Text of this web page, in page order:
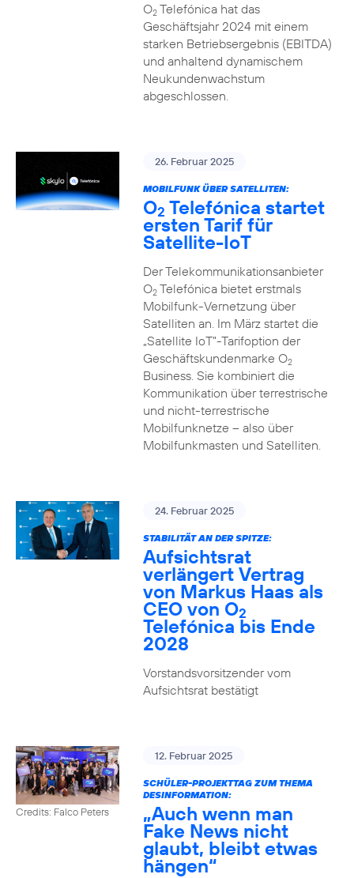
O2Telefónica hat das
Geschäftsjahr 2024 mit einem
starken Betriebsergebnis (EBITDA)
und anhaltend dynamischem
Neukundenwachstum
abgeschlossen.
26. Februar 2025
MOBILFUNK ÜBER SATELLITEN:
O2 Telefónica startet
ersten Tarif für
Satellite-IoT
Der Telekommunikationsanbieter
O2Telefónica bietet erstmals
Mobilfunk-Vernetzung über
Satelliten an. Im März startet die
„Satellite IoT”-Tarifoption der
Geschäftskundenmarke O2
Business. Sie kombiniert die
Kommunikation über terrestrische
und nicht-terrestrische
Mobilfunknetze – also über
Mobilfunkmasten und Satelliten.
24. Februar 2025
STABILITÄT AN DER SPITZE:
Aufsichtsrat
verlängert Vertrag
von Markus Haas als
CEO von O2
Telefónica bis Ende
2028
Vorstandsvorsitzender vom
Aufsichtsrat bestätigt
Credits: Falco Peters
12. Februar 2025
SCHÜLER-PROJEKTTAG ZUM THEMA
DESINFORMATION:
„Auch wenn man
Fake News nicht
glaubt, bleibt etwas
hängen“